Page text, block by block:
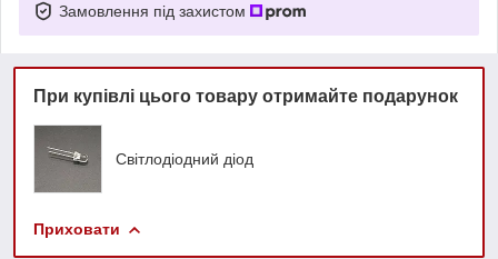
Замовлення під захистом
При купівлі цього товару отримайте подарунок
Світлодіодний діод
Приховати